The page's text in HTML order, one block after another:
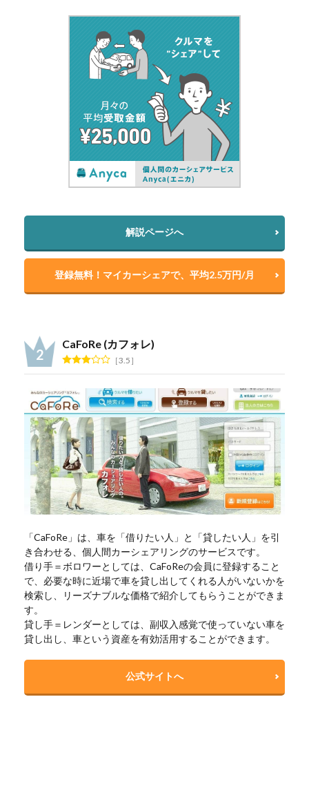
解説ページへ
登録無料！マイカーシェアで、平均2.5万円/月
CaFoRe (カフォレ)
3.5
「CaFoRe」は、車を「借りたい人」と「貸したい人」を引
き合わせる、個人間カーシェアリングのサービスです。
借り手＝ボロワーとしては、CaFoReの会員に登録すること
で、必要な時に近場で車を貸し出してくれる人がいないかを
検索し、リーズナブルな価格で紹介してもらうことができま
す。
貸し手＝レンダーとしては、副収入感覚で使っていない車を
貸し出し、車という資産を有効活用することができます。
公式サイトへ